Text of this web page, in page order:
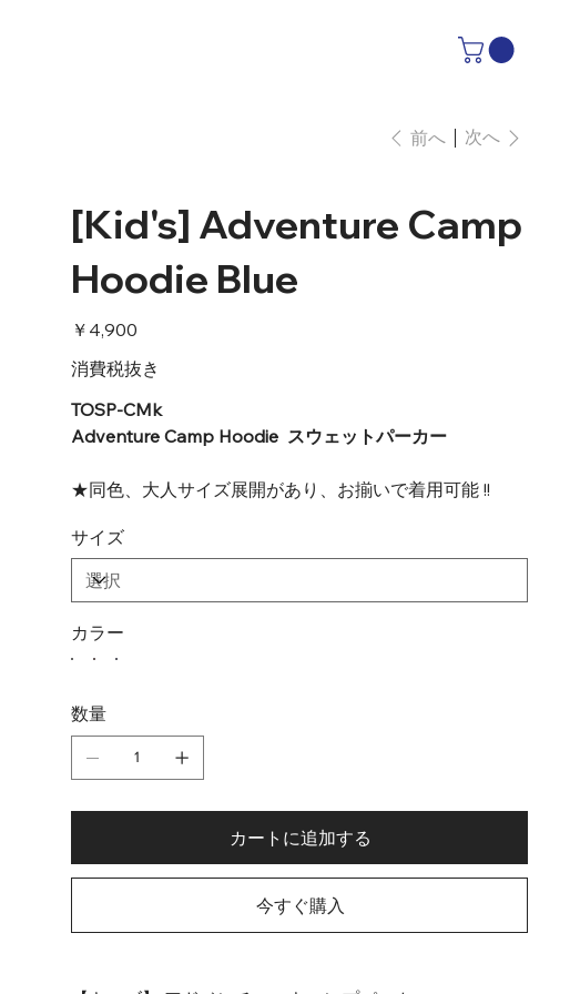
前へ 次へ
[Kid's] Adventure Camp
Hoodie Blue
価
格
￥4,900
消費税抜き
TOSP-CMk
Adventure Camp Hoodie スウェットパーカー
★同色、大人サイズ展開があり、お揃いで着用可能 !!
サイズ
カラー
数量
カートに追加する
今すぐ購入